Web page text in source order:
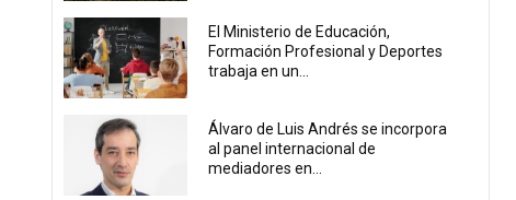
El Ministerio de Educación,
Formación Profesional y Deportes
trabaja en un...
Álvaro de Luis Andrés se incorpora
al panel internacional de
mediadores en...